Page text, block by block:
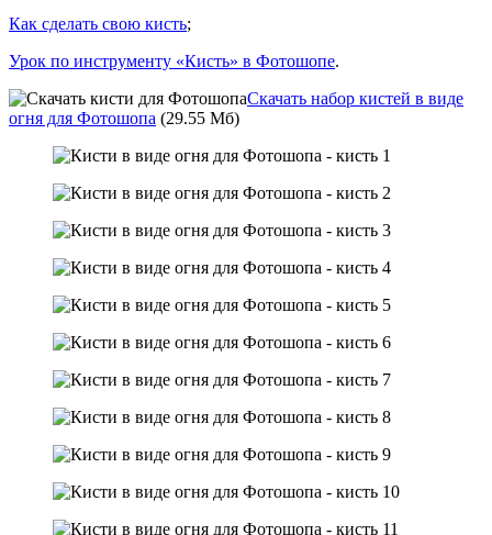
Как сделать свою кисть;
Урок по инструменту «Кисть» в Фотошопе.
Скачать набор кистей в виде
огня для Фотошопа (29.55 Мб)